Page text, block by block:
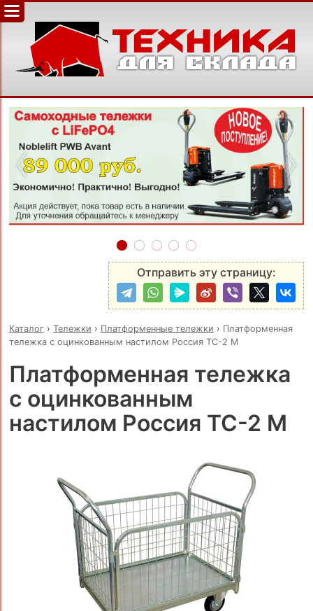
‹ ›
Отправить эту страницу:
Каталог› Тележки › Платформенные тележки › Платформенная
тележка с оцинкованным настилом Россия ТС-2 М
Платформенная тележка
с оцинкованным
настилом Россия ТС-2 М